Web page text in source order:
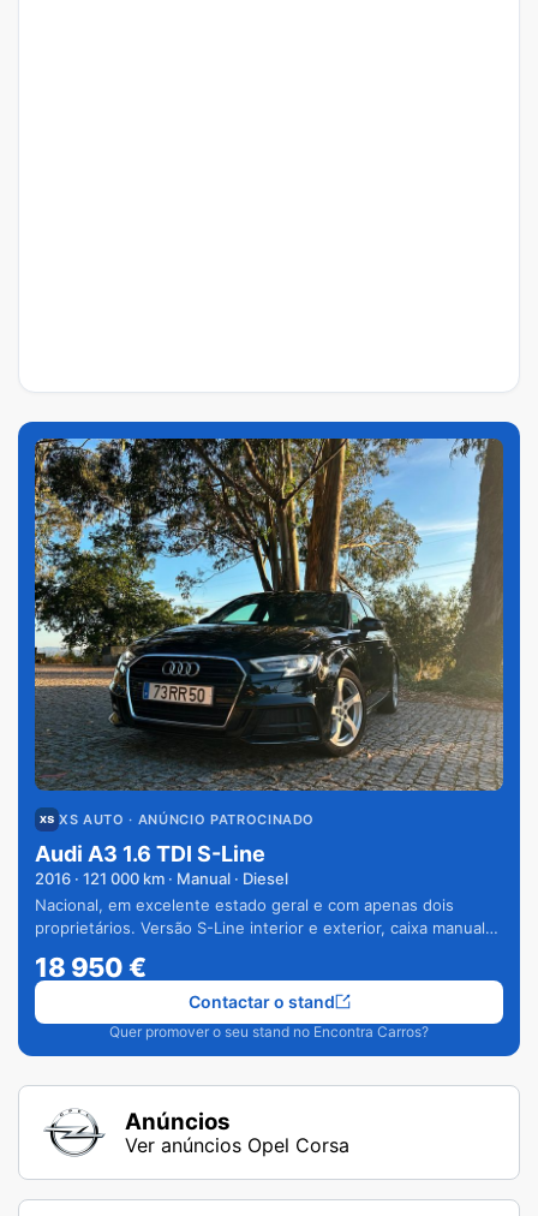
XS AUTO · ANÚNCIO PATROCINADO
Audi A3 1.6 TDI S-Line
2016 · 121 000 km · Manual · Diesel
Nacional, em excelente estado geral e com apenas dois
proprietários. Versão S-Line interior e exterior, caixa manual
18 950€
Quer promover o seu stand no Encontra Carros?
Contactar o stand
Anúncios
Ver anúncios Opel Corsa